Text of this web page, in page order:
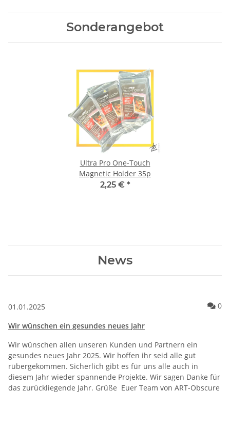
Sonderangebot
Ultra Pro One-Touch
Magnetic Holder 35p
2,25 € *
News
01.01.2025 0
Wir wünschen ein gesundes neues Jahr
Wir wünschen allen unseren Kunden und Partnern ein
gesundes neues Jahr 2025. Wir hoffen ihr seid alle gut
rübergekommen. Sicherlich gibt es für uns alle auch in
diesem Jahr wieder spannende Projekte. Wir sagen Danke für
das zurückliegende Jahr. Grüße Euer Team von ART-Obscure